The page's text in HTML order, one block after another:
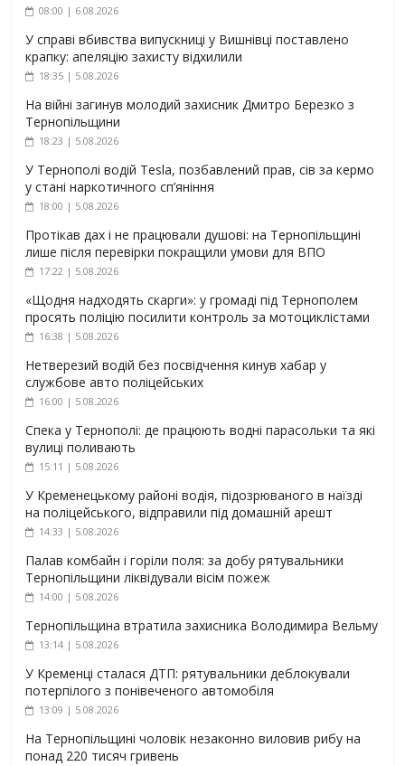
08:00 | 6.08.2026
У справі вбивства випускниці у Вишнівці поставлено
крапку: апеляцію захисту відхилили
18:35 | 5.08.2026
На війні загинув молодий захисник Дмитро Березко з
Тернопільщини
18:23 | 5.08.2026
У Тернополі водій Tesla, позбавлений прав, сів за кермо
у стані наркотичного сп’яніння
18:00 | 5.08.2026
Протікав дах і не працювали душові: на Тернопільщині
лише після перевірки покращили умови для ВПО
17:22 | 5.08.2026
«Щодня надходять скарги»: у громаді під Тернополем
просять поліцію посилити контроль за мотоциклістами
16:38 | 5.08.2026
Нетверезий водій без посвідчення кинув хабар у
службове авто поліцейських
16:00 | 5.08.2026
Спека у Тернополі: де працюють водні парасольки та які
вулиці поливають
15:11 | 5.08.2026
У Кременецькому районі водія, підозрюваного в наїзді
на поліцейського, відправили під домашній арешт
14:33 | 5.08.2026
Палав комбайн і горіли поля: за добу рятувальники
Тернопільщини ліквідували вісім пожеж
14:00 | 5.08.2026
Тернопільщина втратила захисника Володимира Вельму
13:14 | 5.08.2026
У Кременці сталася ДТП: рятувальники деблокували
потерпілого з понівеченого автомобіля
13:09 | 5.08.2026
На Тернопільщині чоловік незаконно виловив рибу на
понад 220 тисяч гривень